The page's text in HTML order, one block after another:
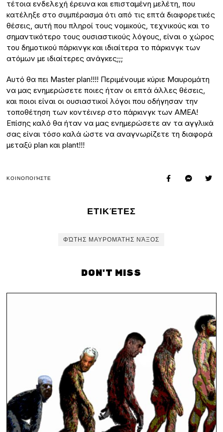
τέτοια ενδελεχή έρευνα και επισταμένη μελέτη, που
κατέληξε στο συμπέρασμα ότι από τις επτά διαφορετικές
θέσεις, αυτή που πληροί τους νομικούς, τεχνικούς και το
σημαντικότερο τους ουσιαστικούς λόγους, είναι ο χώρος
του δημοτικού πάρκινγκ και ιδιαίτερα το πάρκινγκ των
ατόμων με ιδιαίτερες ανάγκες;;;
Αυτό θα πει Master plan!!!! Περιμένουμε κύριε Μαυρομάτη
να μας ενημερώσετε ποιες ήταν οι επτά άλλες θέσεις,
και ποιοι είναι οι ουσιαστικοί λόγοι που οδήγησαν την
τοποθέτηση των κοντέινερ στο πάρκινγκ των ΑΜΕΑ!
Επίσης καλό θα ήταν να μας ενημερώσετε αν τα αγγλικά
σας είναι τόσο καλά ώστε να αναγνωρίζετε τη διαφορά
μεταξύ plan και plant!!!
ΚΟΙΝΟΠΟΙΉΣΤΕ
ΕΤΙΚΈΤΕΣ
ΦΏΤΗΣ ΜΑΥΡΟΜΆΤΗΣ ΝΆΞΟΣ
DON'T MISS